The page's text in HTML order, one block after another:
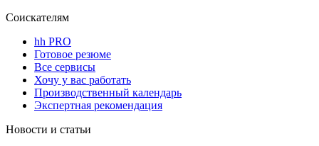
Соискателям
hh PRO
Готовое резюме
Все сервисы
Хочу у вас работать
Производственный календарь
Экспертная рекомендация
Новости и статьи